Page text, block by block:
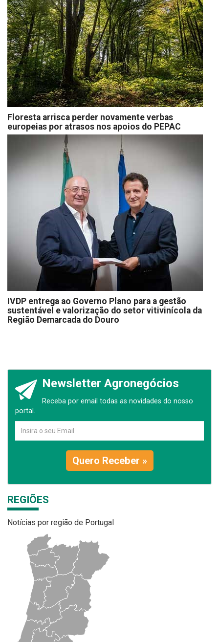
Floresta arrisca perder novamente verbas
europeias por atrasos nos apoios do PEPAC
IVDP entrega ao Governo Plano para a gestão
sustentável e valorização do setor vitivinícola da
Região Demarcada do Douro
Newsletter Agronegócios
Receba por email todas as novidades do nosso
portal.
Quero Receber »
REGIÕES
Notícias por região de Portugal